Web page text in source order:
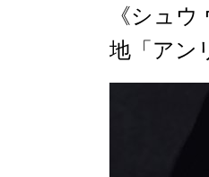
《シュ
地「アン